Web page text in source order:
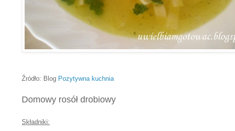
Źródło: Blog Pozytywna kuchnia
Domowy rosół drobiowy
Składniki: